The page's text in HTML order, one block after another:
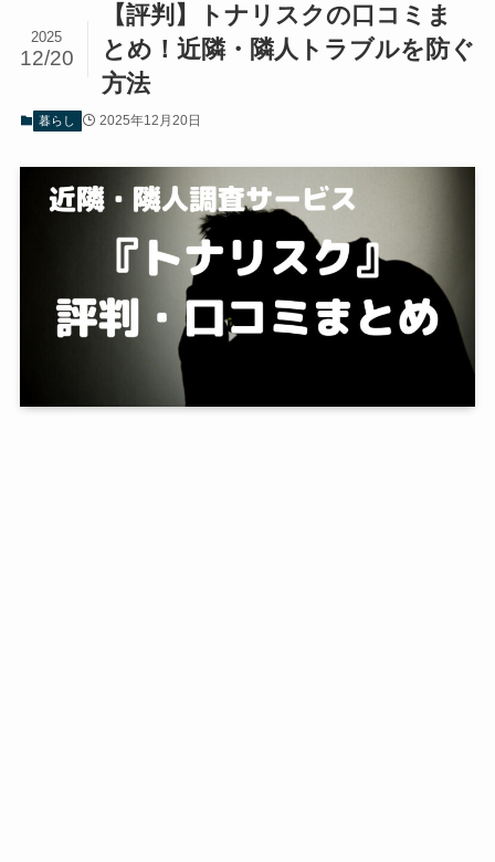
【評判】トナリスクの口コミま
とめ！近隣・隣人トラブルを防ぐ
方法
2025
12/20
暮らし 2025年12月20日